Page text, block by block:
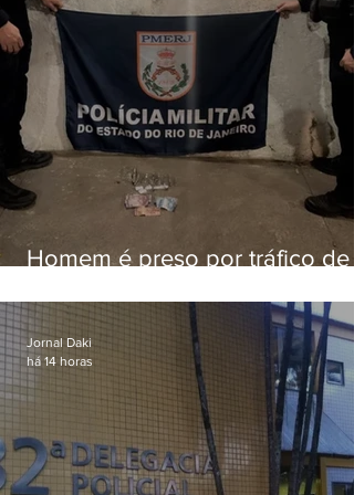
Homem é preso por tráfico de
Jornal Daki
há 14 horas